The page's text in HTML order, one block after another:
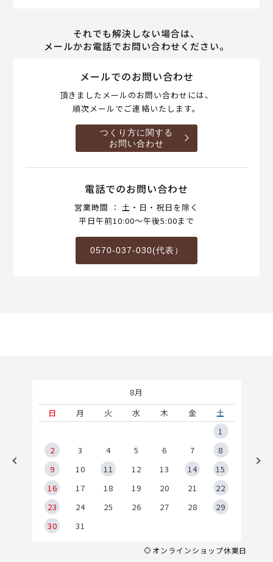
それでも解決しない場合は、
メールかお電話でお問い合わせください。
メールでのお問い合わせ
頂きましたメールのお問い合わせには、
順次メールでご連絡いたします。
つくり方に関する
お問い合わせ
電話でのお問い合わせ
営業時間 ： 土・日・祝日を除く
平日午前10:00～午後5:00まで
0570-037-030(代表）
8月
日
月 火 水 木 金
土
1
2
3 4 5 6 7
8
9
10 11 12 13 14
15
16
17 18 19 20 21
22
23
24 25 26 27 28
29
30
31
オンラインショップ休業日